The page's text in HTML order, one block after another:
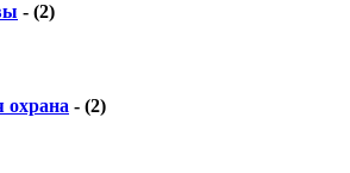
- (2)
охрана - (2)